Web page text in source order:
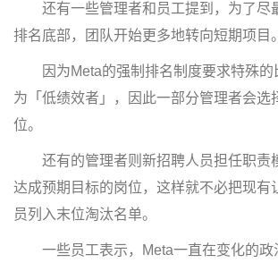
还有一些管理者和员工提到，为了尽
排名底部，团队开始更多地转向短期项目。
因为Meta的强制排名制度要求特殊的
为「低绩效者」，因此一部分管理者会选
位。
还有的管理者则新招聘人员担任职责
达成预期目标的岗位，这样就不必把现有
员列入末位淘汰名单。
一些员工表示，Meta一直在变化的政